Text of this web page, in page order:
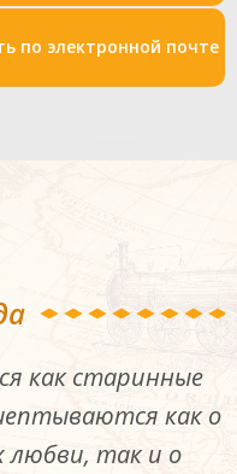
по электронной почте
как старинные
как о
любви, так и о